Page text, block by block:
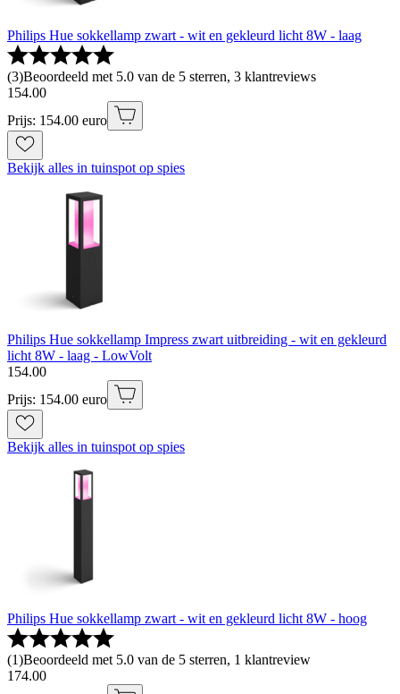
Philips Hue sokkellamp zwart - wit en gekleurd licht 8W - laag
(3)Beoordeeld met 5.0 van de 5 sterren, 3 klantreviews
154.00
Prijs: 154.00 euro
Bekijk alles in tuinspot op spies
Philips Hue sokkellamp Impress zwart uitbreiding - wit en gekleurd
licht 8W - laag - LowVolt
154.00
Prijs: 154.00 euro
Bekijk alles in tuinspot op spies
Philips Hue sokkellamp zwart - wit en gekleurd licht 8W - hoog
(1)Beoordeeld met 5.0 van de 5 sterren, 1 klantreview
174.00